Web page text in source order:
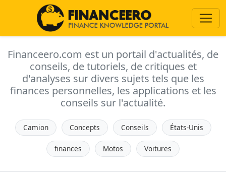
Financeero.com est un portail d'actualités, de
conseils, de tutoriels, de critiques et
d'analyses sur divers sujets tels que les
finances personnelles, les applications et les
conseils sur l'actualité.
Camion Concepts Conseils États-Unis
finances Motos Voitures